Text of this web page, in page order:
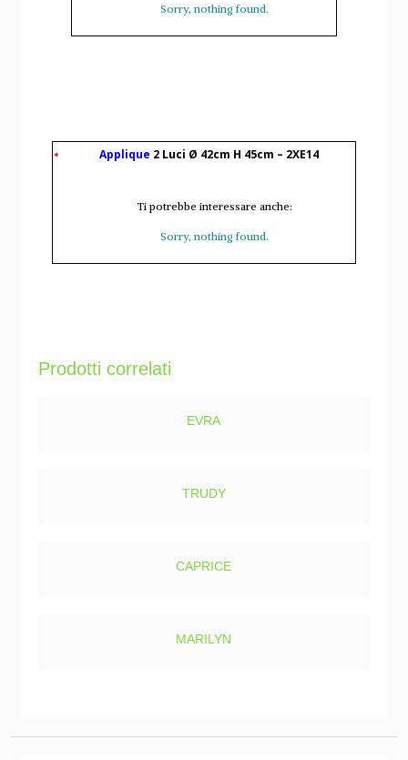
Sorry, nothing found.
Applique 2 Luci Ø 42cm H 45cm – 2XE14
Ti potrebbe interessare anche:
Sorry, nothing found.
Prodotti correlati
EVRA
TRUDY
CAPRICE
MARILYN